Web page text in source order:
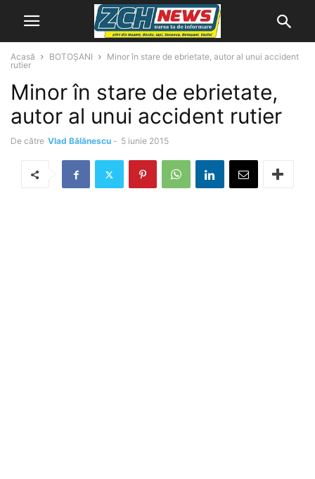
Acasă BOTOȘANI
Minor în stare de ebrietate, autor al unui accident
rutier
Minor în stare de ebrietate,
autor al unui accident rutier
De către Vlad Bălănescu - 5 iunie 2015